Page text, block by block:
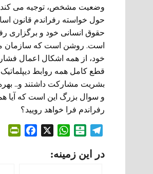
وضعیت مشخص، توجیه می کند
حول خواسته رفراندم قانون
حقوق انسانی خود و برگزاری
است. روشن است که سازمان ملل
خود، از همه اشکال اعمال
قطع کامل همه روابط
بشریت مشارکت داشتند و…
و سوال بزرگ این است که آیا
رفراندم فرا خواهد رویید؟
l
l
W
a
در این زمینه: